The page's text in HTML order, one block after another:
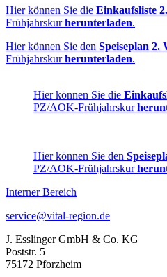
Hier können Sie die Einkaufsliste
Frühjahrskurherunterladen.
Hier können Sie den Speiseplan 2.
Frühjahrskurherunterladen.
Hier können Sie die
PZ/AOK-Frühjahrskur
Hier können Sie den
PZ/AOK-Frühjahrskur
Interner Bereich
service@vital-region.de
J. Esslinger GmbH & Co. KG
Poststr. 5
75172 Pforzheim